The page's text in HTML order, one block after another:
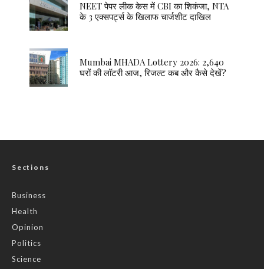
NEET पेपर लीक केस में CBI का शिकंजा, NTA
के 3 एक्सपर्ट्स के खिलाफ चार्जशीट दाखिल
Mumbai MHADA Lottery 2026: 2,640
घरों की लॉटरी आज, रिजल्ट कब और कैसे देखें?
Sections
Business
Health
Opinion
Politics
Science